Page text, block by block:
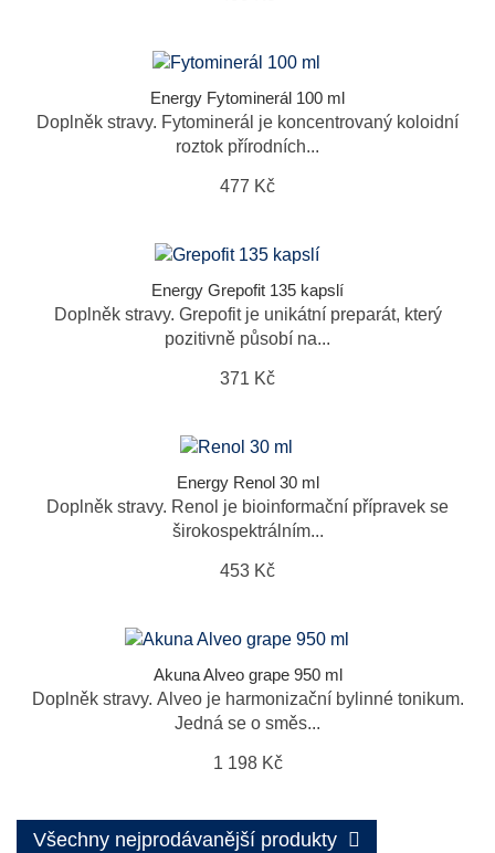
Energy Fytominerál 100 ml
Doplněk stravy. Fytominerál je koncentrovaný koloidní
roztok přírodních...
477 Kč
Energy Grepofit 135 kapslí
Doplněk stravy. Grepofit je unikátní preparát, který
pozitivně působí na...
371 Kč
Energy Renol 30 ml
Doplněk stravy. Renol je bioinformační přípravek se
širokospektrálním...
453 Kč
Akuna Alveo grape 950 ml
Doplněk stravy. Alveo je harmonizační bylinné tonikum.
Jedná se o směs...
1 198 Kč
Všechny nejprodávanější produkty